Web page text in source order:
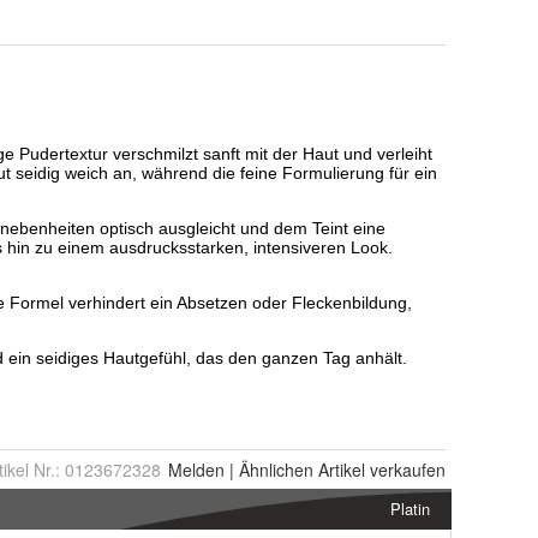
Nr.: 0123672328 Melden | Ähnlichen Artikel verkaufen
Platin